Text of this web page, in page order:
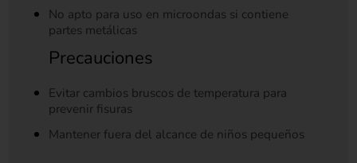
No apto para uso en microondas si contiene
partes metálicas
Precauciones
Evitar cambios bruscos de temperatura para
prevenir fisuras
Mantener fuera del alcance de niños pequeños